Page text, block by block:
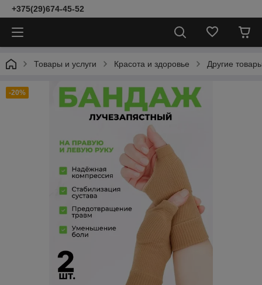
+375(29)674-45-52
Товары и услуги Красота и здоровье Другие
-20%